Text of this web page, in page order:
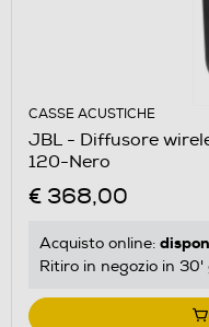
CASSE ACUSTICHE
JBL - Diffusore
120-Nero
€ 368,00
Acquisto online:
Ritiro in negozio in